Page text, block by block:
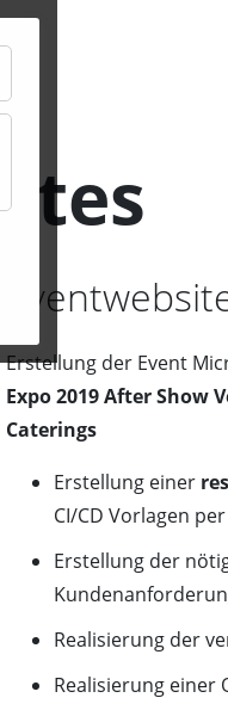
Essenziell
Erstellung der Event
Expo 2019 After Show
Caterings
Erstellung einer
CI/CD Vorlagen per
Erstellung der
Realisierung der
Realisierung einer